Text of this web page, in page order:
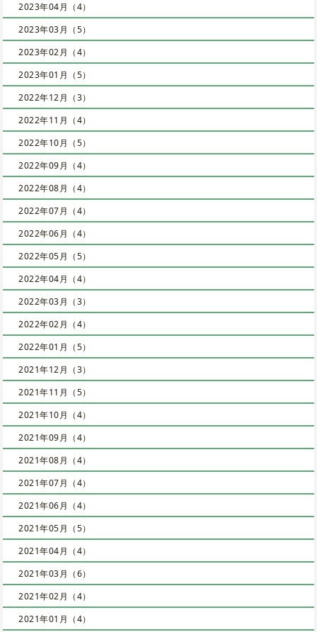
2023年04月（4）
2023年03月（5）
2023年02月（4）
2023年01月（5）
2022年12月（3）
2022年11月（4）
2022年10月（5）
2022年09月（4）
2022年08月（4）
2022年07月（4）
2022年06月（4）
2022年05月（5）
2022年04月（4）
2022年03月（3）
2022年02月（4）
2022年01月（5）
2021年12月（3）
2021年11月（5）
2021年10月（4）
2021年09月（4）
2021年08月（4）
2021年07月（4）
2021年06月（4）
2021年05月（5）
2021年04月（4）
2021年03月（6）
2021年02月（4）
2021年01月（4）